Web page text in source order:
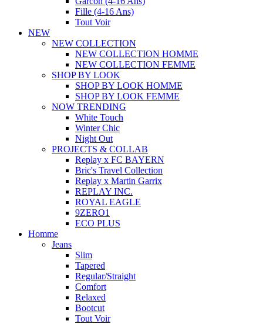
Fille (4-16 Ans)
Tout Voir
NEW
NEW COLLECTION
NEW COLLECTION HOMME
NEW COLLECTION FEMME
SHOP BY LOOK
SHOP BY LOOK HOMME
SHOP BY LOOK FEMME
NOW TRENDING
White Touch
Winter Chic
Night Out
PROJECTS & COLLAB
Replay x FC BAYERN
Bric's Travel Collection
Replay x Martin Garrix
REPLAY INC.
ROYAL EAGLE
9ZERO1
ECO PLUS
Homme
Jeans
Slim
Tapered
Regular/Straight
Comfort
Relaxed
Bootcut
Tout Voir